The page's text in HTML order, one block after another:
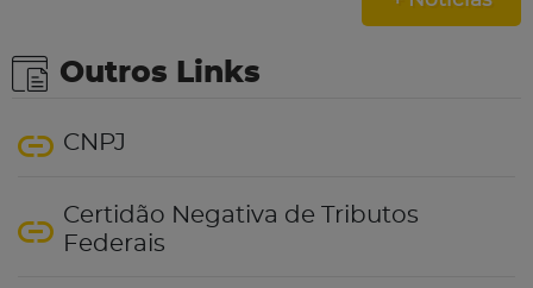
Outros Links
CNPJ
Certidão Negativa de Tributos
Federais